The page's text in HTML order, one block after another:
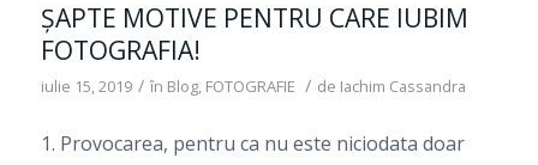
ȘAPTE MOTIVE PENTRU CARE IUBIM
FOTOGRAFIA!
iulie 15, 2019 / în Blog, FOTOGRAFIE / de Iachim Cassandra
1. Provocarea, pentru ca nu este niciodata doar